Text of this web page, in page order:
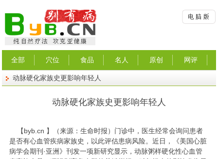
全部 穴位 食品 名人 原创 网评
动脉硬化家族史更影响年轻人
动脉硬化家族史更影响年轻人
【byb.cn 】（来源：生命时报） 门诊中，医生经常会询问患者
是否有心血管疾病家族史，以此评估患病风险。近日，《美国心脏
病学会期刊·亚洲》刊发一项新研究显示，动脉粥样硬化性心血管